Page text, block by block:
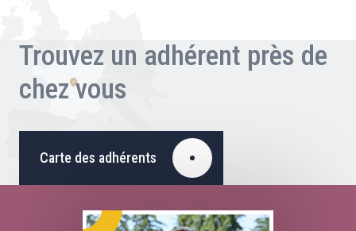
Trouvez un adhérent près de
chez vous
Carte des adhérents